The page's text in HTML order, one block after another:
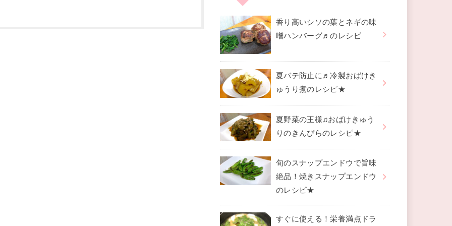
香り高いシソの葉とネギの味
噌ハンバーグ♬のレシピ
夏バテ防止に♬冷製おばけき
ゅうり煮のレシピ★
夏野菜の王様♫おばけきゅう
りのきんぴらのレシピ★
旬のスナップエンドウで旨味
絶品！焼きスナップエンドウ
のレシピ★
すぐに使える！栄養満点ドラ